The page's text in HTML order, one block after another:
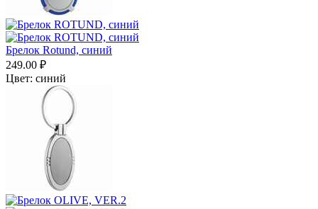
Брелок Rotund, синий
249.00 ₽
Цвет: синий